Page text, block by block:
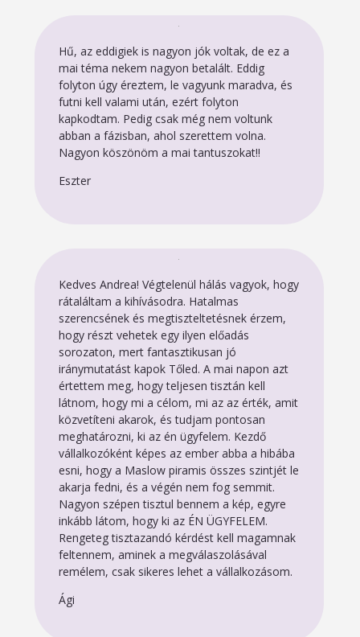
Hű, az eddigiek is nagyon jók voltak, de ez a
mai téma nekem nagyon betalált. Eddig
folyton úgy éreztem, le vagyunk maradva, és
futni kell valami után, ezért folyton
kapkodtam. Pedig csak még nem voltunk
abban a fázisban, ahol szerettem volna.
Nagyon köszönöm a mai tantuszokat!!
Eszter
Kedves Andrea! Végtelenül hálás vagyok, hogy
rátaláltam a kihívásodra. Hatalmas
szerencsének és megtiszteltetésnek érzem,
hogy részt vehetek egy ilyen előadás
sorozaton, mert fantasztikusan jó
iránymutatást kapok Tőled. A mai napon azt
értettem meg, hogy teljesen tisztán kell
látnom, hogy mi a célom, mi az az érték, amit
közvetíteni akarok, és tudjam pontosan
meghatározni, ki az én ügyfelem. Kezdő
vállalkozóként képes az ember abba a hibába
esni, hogy a Maslow piramis összes szintjét le
akarja fedni, és a végén nem fog semmit.
Nagyon szépen tisztul bennem a kép, egyre
inkább látom, hogy ki az ÉN ÜGYFELEM.
Rengeteg tisztazandó kérdést kell magamnak
feltennem, aminek a megválaszolásával
remélem, csak sikeres lehet a vállalkozásom.
Ági